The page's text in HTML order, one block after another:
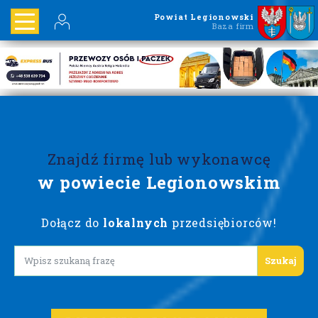
Powiat Legionowski
Baza firm
Znajdź firmę lub wykonawcę
w powiecie Legionowskim
Dołącz do lokalnych przedsiębiorców!
Lorem ipsum